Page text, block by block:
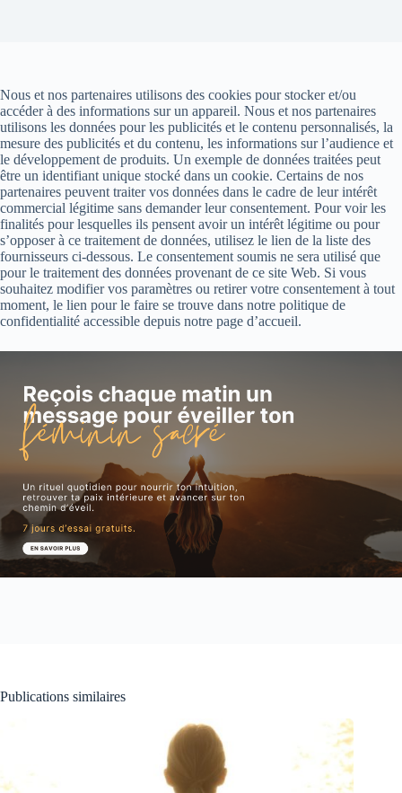
Nous et nos partenaires utilisons des cookies pour stocker et/ou
accéder à des informations sur un appareil. Nous et nos partenaires
utilisons les données pour les publicités et le contenu personnalisés, la
mesure des publicités et du contenu, les informations sur l’audience et
le développement de produits. Un exemple de données traitées peut
être un identifiant unique stocké dans un cookie. Certains de nos
partenaires peuvent traiter vos données dans le cadre de leur intérêt
commercial légitime sans demander leur consentement. Pour voir les
finalités pour lesquelles ils pensent avoir un intérêt légitime ou pour
s’opposer à ce traitement de données, utilisez le lien de la liste des
fournisseurs ci-dessous. Le consentement soumis ne sera utilisé que
pour le traitement des données provenant de ce site Web. Si vous
souhaitez modifier vos paramètres ou retirer votre consentement à tout
moment, le lien pour le faire se trouve dans notre politique de
confidentialité accessible depuis notre page d’accueil.
Publications similaires